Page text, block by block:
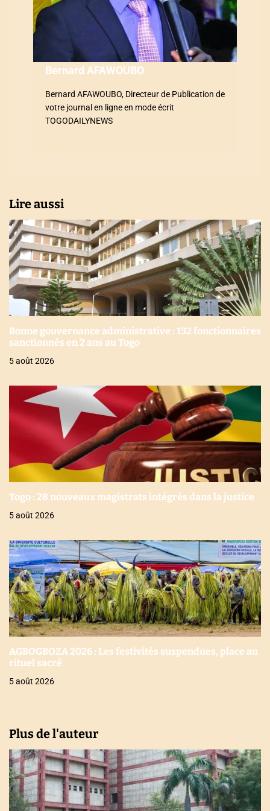
e
Bernard AFAWOUBO
Bernard AFAWOUBO, Directeur de Publication de
votre journal en ligne en mode écrit
TOGODAILYNEWS
Lire aussi
Bonne gouvernance administrative : 132 fonctionnaires
sanctionnés en 2 ans au Togo
5 août 2026
Togo : 28 nouveaux magistrats intégrés dans la justice
5 août 2026
AGBOGBOZA 2026 : Les festivités suspendues, place au
rituel sacré
5 août 2026
Plus de l'auteur